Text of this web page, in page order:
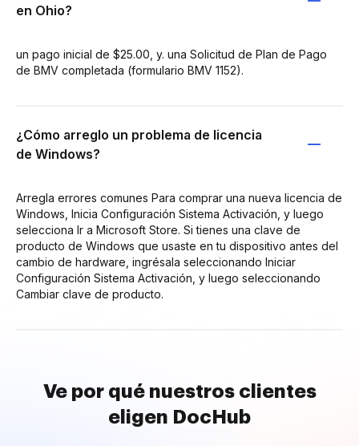
en Ohio?
un pago inicial de $25.00, y. una Solicitud de Plan de Pago
de BMV completada (formulario BMV 1152).
¿Cómo arreglo un problema de licencia
de Windows?
Arregla errores comunes Para comprar una nueva licencia de
Windows, Inicia Configuración Sistema Activación, y luego
selecciona Ir a Microsoft Store. Si tienes una clave de
producto de Windows que usaste en tu dispositivo antes del
cambio de hardware, ingrésala seleccionando Iniciar
Configuración Sistema Activación, y luego seleccionando
Cambiar clave de producto.
Ve por qué nuestros clientes
eligen DocHub